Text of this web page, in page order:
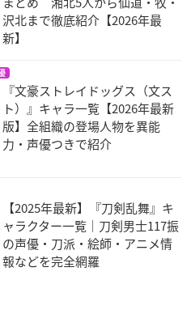
沢北まで徹底紹介【2026年最
新】
『文豪ストレイドッグス（文ス
ト）』キャラ一覧【2026年最新
版】全組織の登場人物を異能
力・声優つきで紹介
【2025年最新】『刀剣乱舞』キ
ャラクター一覧｜刀剣男士117振
の声優・刀派・絵師・アニメ情
報などを完全網羅